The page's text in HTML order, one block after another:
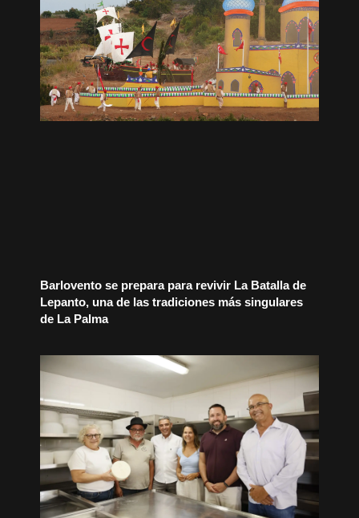
Barlovento se prepara para revivir La Batalla de
Lepanto, una de las tradiciones más singulares
de La Palma